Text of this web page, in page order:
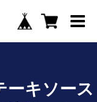
ーキソース